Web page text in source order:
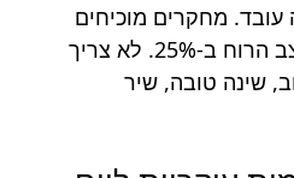
מחקרים מוכיחים
שהרגל זה משפר את מצב הרוח ב-25%. לא צריך
שינה טובה, שיר